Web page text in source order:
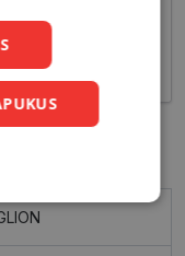
išvaizdos
Rinkodaros
slapukai